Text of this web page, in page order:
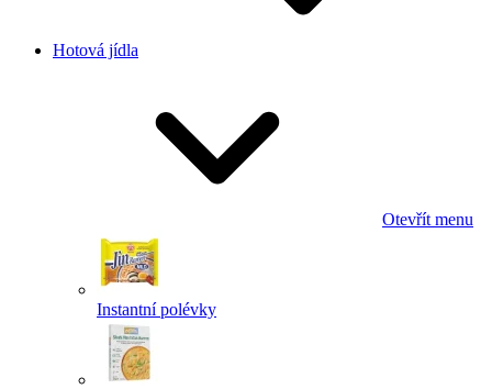
Hotová jídla
Otevřít menu
Instantní polévky